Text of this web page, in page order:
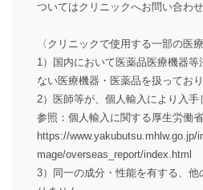
ついてはクリニックへお問い合わ
〈クリニックで使用する一部の医
1）国内において医薬品医療機器
ない医療機器・医薬品を扱ってお
2）医師等が、個人輸入により入手
参照：個人輸入に関する厚生労働
https://www.yakubutsu.mhlw.go.jp/
mage/overseas_report/index.html
3）同一の成分・性能を有する、